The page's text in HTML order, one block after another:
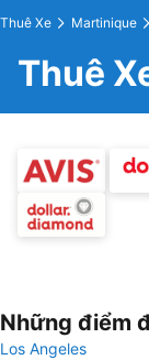
Thuê Xe Martinique
Thuê
Những điểm
Los Angeles